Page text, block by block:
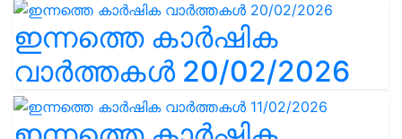
ഇന്നത്തെ കാർഷിക
വാർത്തകൾ 20/02/2026